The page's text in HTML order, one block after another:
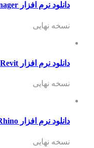
دانلود نرم افزار Download manager
نسخه نهایی
دانلود نرم افزار Revit
نسخه نهایی
دانلود نرم افزار Rhino
نسخه نهایی